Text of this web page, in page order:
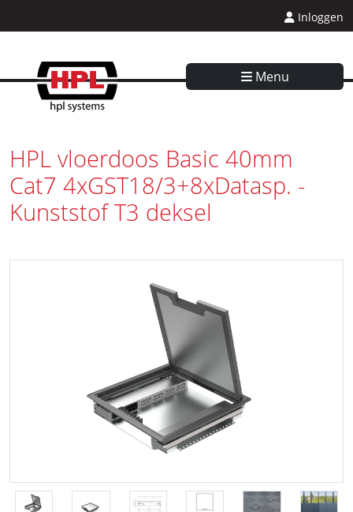
Inloggen
Menu
HPL vloerdoos Basic 40mm
Cat7 4xGST18/3+8xDatasp. -
Kunststof T3 deksel